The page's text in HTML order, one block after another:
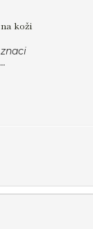
koži